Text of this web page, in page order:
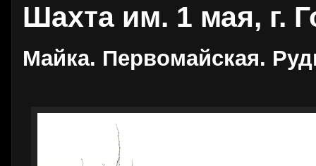
Шахта им. 1 мая, г.
Майка. Первомайская.